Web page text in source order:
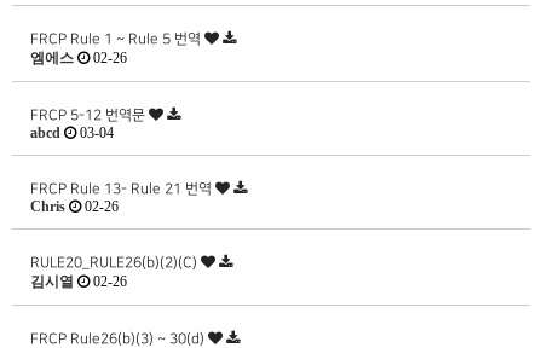
FRCP Rule 1 ~ Rule 5 번역
엠에스 02-26
FRCP 5-12 번역문
abcd 03-04
FRCP Rule 13- Rule 21 번역
Chris 02-26
RULE20_RULE26(b)(2)(C)
김시열 02-26
FRCP Rule26(b)(3) ~ 30(d)